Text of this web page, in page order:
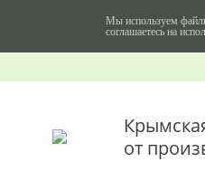
от
Мы используем
соглашаетесь на